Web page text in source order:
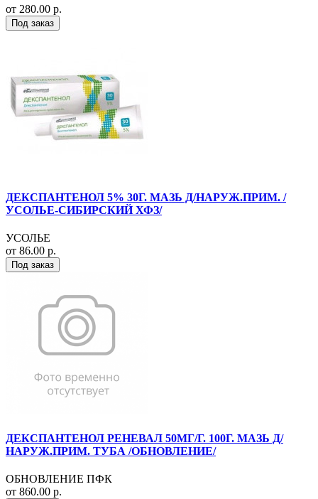
от 280.00 р.
Под заказ
ДЕКСПАНТЕНОЛ 5% 30Г. МАЗЬ Д/НАРУЖ.ПРИМ. /
УСОЛЬЕ-СИБИРСКИЙ ХФЗ/
УСОЛЬЕ
от 86.00 р.
Под заказ
ДЕКСПАНТЕНОЛ РЕНЕВАЛ 50МГ/Г. 100Г. МАЗЬ Д/
НАРУЖ.ПРИМ. ТУБА /ОБНОВЛЕНИЕ/
ОБНОВЛЕНИЕ ПФК
от 860.00 р.